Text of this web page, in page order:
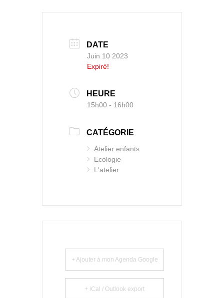
DATE
Juin 10 2023
Expiré!
HEURE
15h00 - 16h00
CATÉGORIE
Atelier enfants
Ecologie
L'atelier
+ Ajouter à mon Agenda Google
+ iCal / Outlook export